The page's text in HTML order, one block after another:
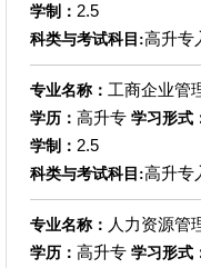
学制： 2.5
科类与考试科目:高升专
专业名称： 工商企业管
学历： 高升专 学习形式
学制： 2.5
科类与考试科目:高升专
专业名称： 人力资源管
学历： 高升专 学习形式